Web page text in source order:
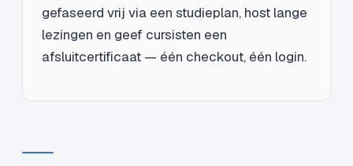
gefaseerd vrij via een studieplan, host lange
lezingen en geef cursisten een
afsluitcertificaat — één checkout, één login.